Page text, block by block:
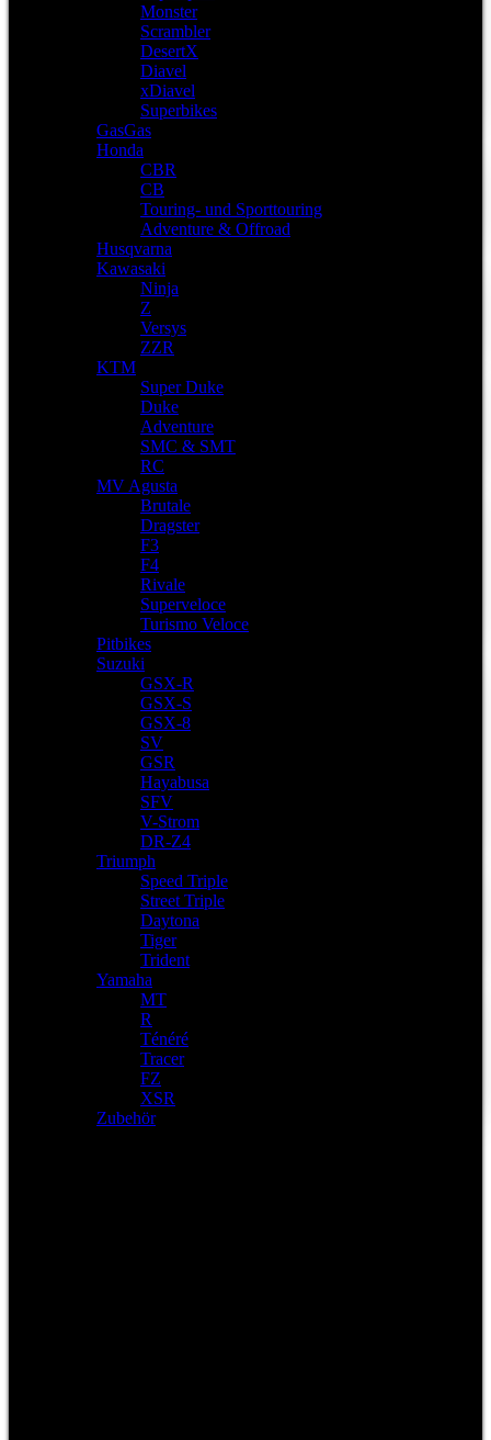
Monster
Scrambler
DesertX
Diavel
xDiavel
Superbikes
GasGas
Honda
CBR
CB
Touring- und Sporttouring
Adventure & Offroad
Husqvarna
Kawasaki
Ninja
Z
Versys
ZZR
KTM
Super Duke
Duke
Adventure
SMC & SMT
RC
MV Agusta
Brutale
Dragster
F3
F4
Rivale
Superveloce
Turismo Veloce
Pitbikes
Suzuki
GSX-R
GSX-S
GSX-8
SV
GSR
Hayabusa
SFV
V-Strom
DR-Z4
Triumph
Speed Triple
Street Triple
Daytona
Tiger
Trident
Yamaha
MT
R
Ténéré
Tracer
FZ
XSR
Zubehör